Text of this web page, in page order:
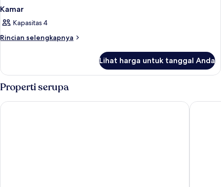
Kamar
Kapasitas 4
Rincian selengkapnya
Rincian
Kamar
Lihat harga untuk tanggal Anda
Properti serupa
Holiday Inn Express Derry - Londonderry by IHG Da